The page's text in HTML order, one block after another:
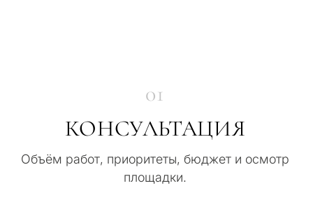
01
КОНСУЛЬТАЦИЯ
Объём работ, приоритеты, бюджет и осмотр
площадки.